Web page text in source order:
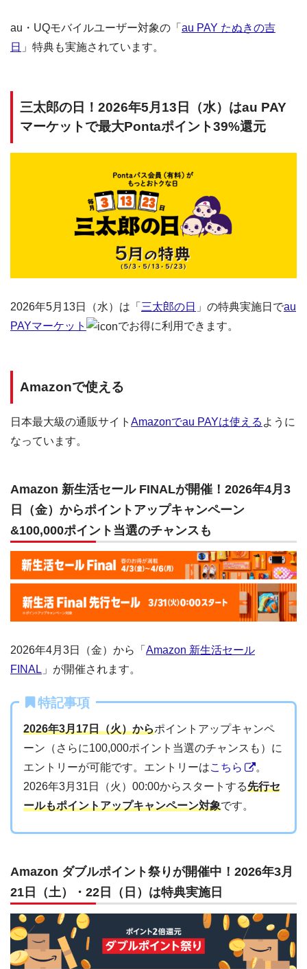
au・UQモバイルユーザー対象の「 au PAY たぬきの吉
日 」特典も実施されています。
三太郎の日！2026年5月13日（水）はau PAY
マーケットで最大Pontaポイント39%還元
2026年5月13日（水）は「 三太郎の日 」の特典実施日でau
PAYマーケット
でお得に利用できます。
Amazonで使える
日本最大級の通販サイト Amazonでau PAYは使える ように
なっています。
Amazon 新生活セール FINALが開催！2026年4月3
日（金）からポイントアップキャンペーン
&100,000ポイント当選のチャンスも
2026年4月3日（金）から「 Amazon 新生活セール
FINAL 」が開催されます。
特記事項
2026年3月17日（火）からポイントアップキャンペ
ーン（さらに100,000ポイント当選のチャンスも）に
エントリーが可能です。エントリーはこちら
。
2026年3月31日（火）00:00からスタートする先行セ
ールもポイントアップキャンペーン対象です。
Amazon ダブルポイント祭りが開催中！2026年3月
21日（土）・22日（日）は特典実施日